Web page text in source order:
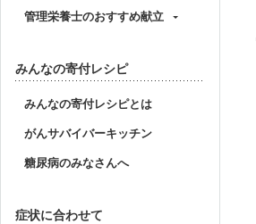
管理栄養士のおすすめ献立
みんなの寄付レシピ
みんなの寄付レシピとは
がんサバイバーキッチン
糖尿病のみなさんへ
症状に合わせて